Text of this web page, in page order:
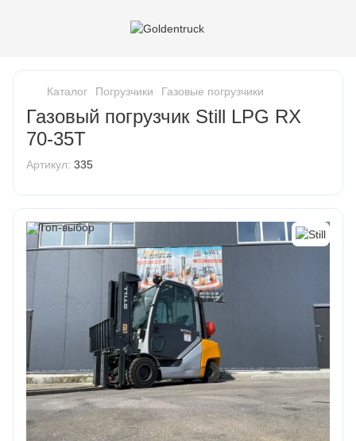
Каталог Погрузчики Газовые погрузчики
Газовый погрузчик Still LPG RX
70-35T
Артикул: 335